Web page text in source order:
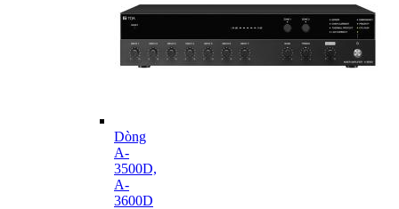
Dòng
A-
3500D,
A-
3600D